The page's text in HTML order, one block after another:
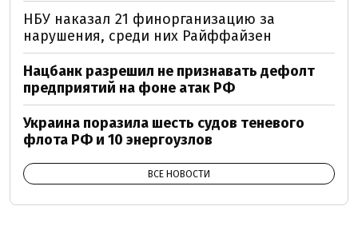
НБУ наказал 21 финорганизацию за
нарушения, среди них Райффайзен
Нацбанк разрешил не признавать дефолт
предприятий на фоне атак РФ
Украина поразила шесть судов теневого
флота РФ и 10 энергоузлов
ВСЕ НОВОСТИ